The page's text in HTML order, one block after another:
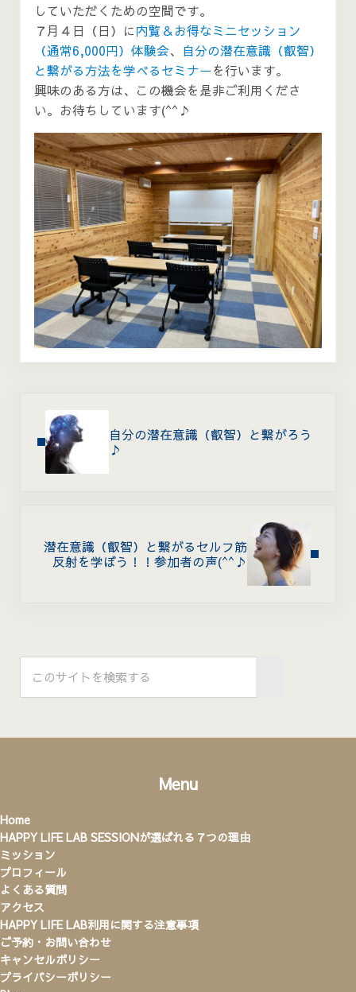
していただくための空間です。
７月４日（日）に内覧＆お得なミニセッション
（通常6,000円）体験会、 自分の潜在意識（叡智）
と繋がる方法を学べるセミナーを行います。
興味のある方は、この機会を是非ご利用くださ
い。お待ちしています(^^♪
自分の潜在意識（叡智）と繋がろう
♪
潜在意識（叡智）と繋がるセルフ筋
反射を学ぼう！！参加者の声(^^♪
Sidebar
Menu
Home
HAPPY LIFE LAB SESSIONが選ばれる７つの理由
ミッション
プロフィール
よくある質問
アクセス
HAPPY LIFE LAB利用に関する注意事項
ご予約・お問い合わせ
キャンセルポリシー
プライバシーポリシー